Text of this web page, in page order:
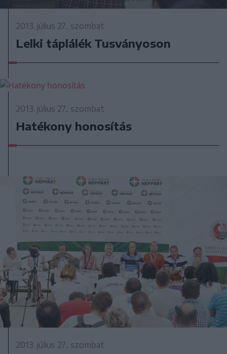
2013. július 27., szombat
Lelki táplálék Tusványoson
2013. július 27., szombat
Hatékony honosítás
2013. július 27., szombat